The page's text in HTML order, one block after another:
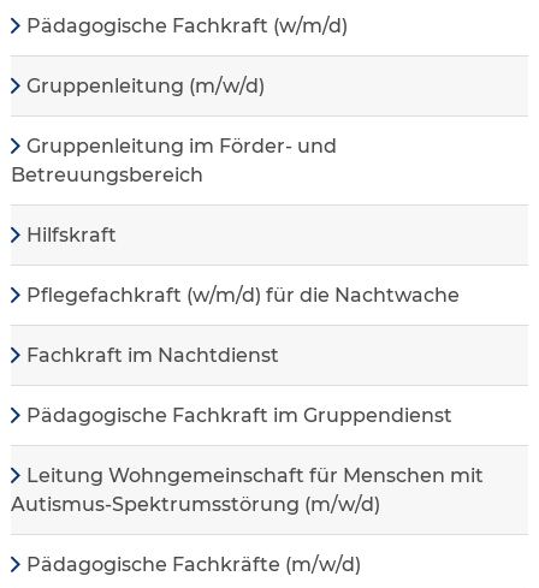
Pädagogische Fachkraft (w/m/d)
Gruppenleitung (m/w/d)
Gruppenleitung im Förder- und
Betreuungsbereich
Hilfskraft
Pflegefachkraft (w/m/d) für die Nachtwache
Fachkraft im Nachtdienst
Pädagogische Fachkraft im Gruppendienst
Leitung Wohngemeinschaft für Menschen mit
Autismus-Spektrumsstörung (m/w/d)
Pädagogische Fachkräfte (m/w/d)